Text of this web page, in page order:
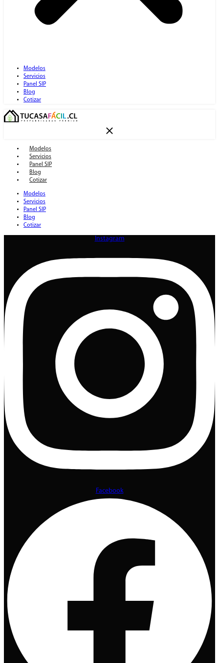
Modelos
Servicios
Panel SIP
Blog
Cotizar
Modelos
Servicios
Panel SIP
Blog
Cotizar
Modelos
Servicios
Panel SIP
Blog
Cotizar
Instagram
Facebook